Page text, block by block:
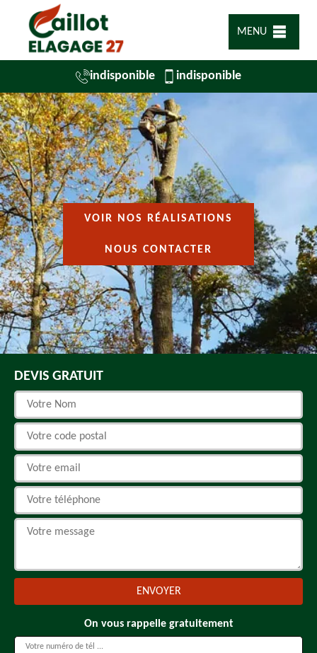
MENU
indisponible indisponible
VOIR NOS RÉALISATIONS
NOUS CONTACTER
DEVIS GRATUIT
On vous rappelle gratuitement